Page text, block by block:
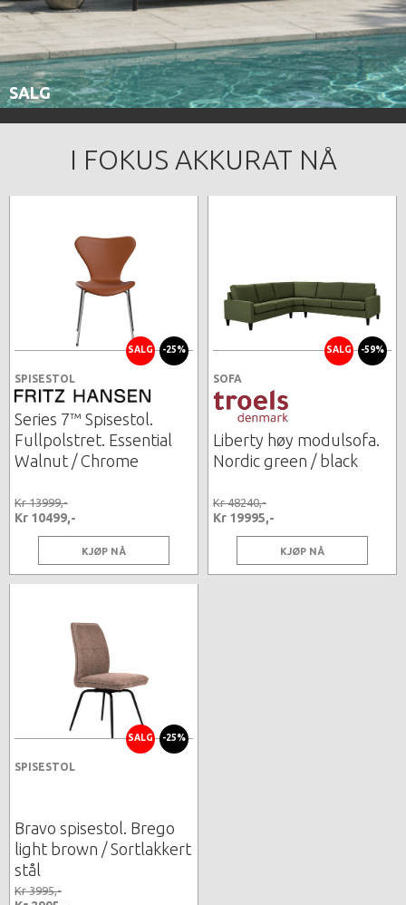
SALG
I FOKUS AKKURAT NÅ
SALG -25%
SPISESTOL
Series 7™ Spisestol.
Fullpolstret. Essential
Walnut / Chrome
Kr 13999,-
Kr 10499,-
KJØP NÅ
SALG -59%
SOFA
Liberty høy modulsofa.
Nordic green / black
Kr 48240,-
Kr 19995,-
KJØP NÅ
SALG -25%
SPISESTOL
Bravo spisestol. Brego
light brown / Sortlakkert
stål
Kr 3995,-